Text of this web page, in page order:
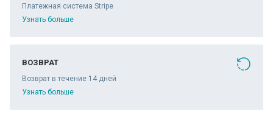
Платежная система Stripe
Узнать больше
ВОЗВРАТ
Возврат в течение 14 дней
Узнать больше